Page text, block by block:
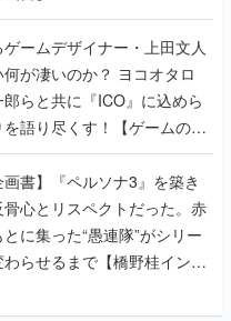
らと共に『ICO』に込めら
語り尽くす！【ゲームの企
書】『ペルソナ3』を築き
心とリスペクトだった。赤
に集った“愚連隊”がシリー
わらせるまで【橋野桂インタ
ーの青春〜
ーム業界取材マンガ『若ゲの